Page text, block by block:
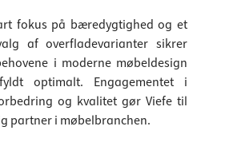
fokus på bæredygtighed og et
af overfladevarianter sikrer
i moderne møbeldesign
optimalt. Engagementet i
og kvalitet gør Viefe til
partner i møbelbranchen.